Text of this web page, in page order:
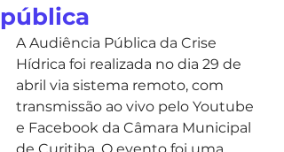
pública
A Audiência Pública da Crise
Hídrica foi realizada no dia 29 de
abril via sistema remoto, com
transmissão ao vivo pelo Youtube
e Facebook da Câmara Municipal